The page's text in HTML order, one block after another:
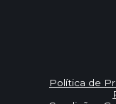
Política de